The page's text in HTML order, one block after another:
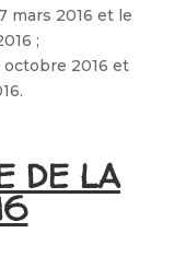
mars 2016 et le
;
2016 et
DE LA